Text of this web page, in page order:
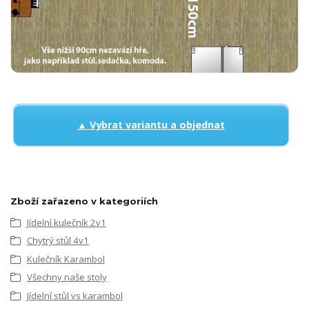
▲ Vybrat variantu a objednat
Zboží zařazeno v kategoriích
Jídelní kulečník 2v1
Chytrý stůl 4v1
Kulečník Karambol
Všechny naše stoly
Jídelní stůl vs karambol